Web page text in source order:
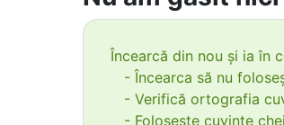
Încearcă din nou și ia în
- Încearca să nu
- Verifică ortografia
- Folosește cuvinte